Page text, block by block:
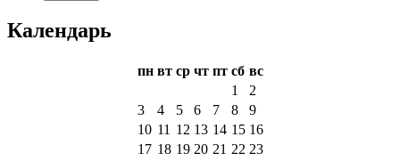
Календарь
пн вт ср чт пт сб вс
1
2
3
4 5 6 7 8
9
10 11 12 13 14 15 16
17 18 19 20 21 22 23